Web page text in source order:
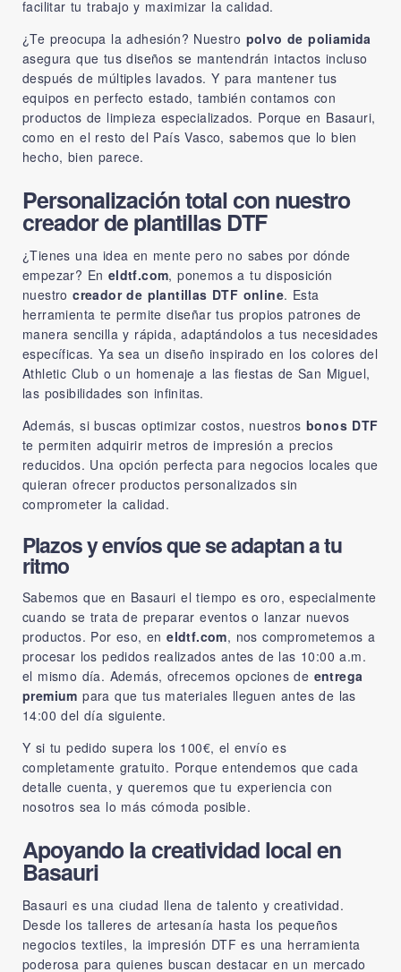
facilitar tu trabajo y maximizar la calidad.
¿Te preocupa la adhesión? Nuestro polvo de poliamida
asegura que tus diseños se mantendrán intactos incluso
después de múltiples lavados. Y para mantener tus
equipos en perfecto estado, también contamos con
productos de limpieza especializados. Porque en Basauri,
como en el resto del País Vasco, sabemos que lo bien
hecho, bien parece.
Personalización total con nuestro
creador de plantillas DTF
¿Tienes una idea en mente pero no sabes por dónde
empezar? En eldtf.com, ponemos a tu disposición
nuestrocreador de plantillas DTF online. Esta
herramienta te permite diseñar tus propios patrones de
manera sencilla y rápida, adaptándolos a tus necesidades
específicas. Ya sea un diseño inspirado en los colores del
Athletic Club o un homenaje a las fiestas de San Miguel,
las posibilidades son infinitas.
Además, si buscas optimizar costos, nuestros bonos DTF
te permiten adquirir metros de impresión a precios
reducidos. Una opción perfecta para negocios locales que
quieran ofrecer productos personalizados sin
comprometer la calidad.
Plazos y envíos que se adaptan a tu
ritmo
Sabemos que en Basauri el tiempo es oro, especialmente
cuando se trata de preparar eventos o lanzar nuevos
productos. Por eso, eneldtf.com, nos comprometemos a
procesar los pedidos realizados antes de las 10:00 a.m.
el mismo día. Además, ofrecemos opciones de entrega
premium para que tus materiales lleguen antes de las
14:00 del día siguiente.
Y si tu pedido supera los 100€, el envío es
completamente gratuito. Porque entendemos que cada
detalle cuenta, y queremos que tu experiencia con
nosotros sea lo más cómoda posible.
Apoyando la creatividad local en
Basauri
Basauri es una ciudad llena de talento y creatividad.
Desde los talleres de artesanía hasta los pequeños
negocios textiles, la impresión DTF es una herramienta
poderosa para quienes buscan destacar en un mercado